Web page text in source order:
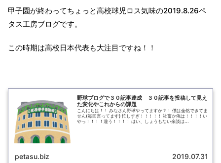
甲子園が終わってちょっと高校球児ロス気味の2019.8.26ペ
タス工房ブログです。
この時期は高校日本代表も大注目ですね！！
野球ブログで３０記事達成 ３０記事を投稿して見え
た変化やこれからの課題
こんにちは！！ みなさん野球やってますか？！ 僕は全然できてま
せん(毎回言ってます) 忙しすぎ！！！！！ 社畜か俺は！！！！い
やっ！！！！違う！！！！ はい、しょうもない余談は...
petasu.biz 2019.07.31